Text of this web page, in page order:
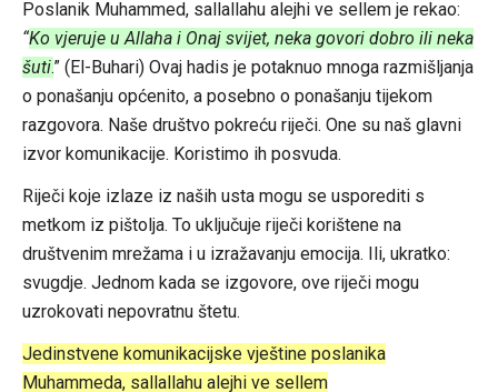
Poslanik Muhammed, sallallahu alejhi ve sellem je rekao:
“Ko vjeruje u Allaha i Onaj svijet, neka govori dobro ili neka
šuti.” (El-Buhari) Ovaj hadis je potaknuo mnoga razmišljanja
o ponašanju općenito, a posebno o ponašanju tijekom
razgovora. Naše društvo pokreću riječi. One su naš glavni
izvor komunikacije. Koristimo ih posvuda.
Riječi koje izlaze iz naših usta mogu se usporediti s
metkom iz pištolja. To uključuje riječi korištene na
društvenim mrežama i u izražavanju emocija. Ili, ukratko:
svugdje. Jednom kada se izgovore, ove riječi mogu
uzrokovati nepovratnu štetu.
Jedinstvene komunikacijske vještine poslanika
Muhammeda, sallallahu alejhi ve sellem